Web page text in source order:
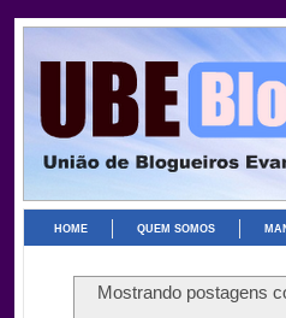
HOME QUEM SOMOS
Mostrando postagens